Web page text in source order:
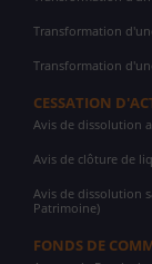
Transformation
Transformation
CESSATION
Avis de dissolution
Avis de clôture de
Avis de dissolution
Patrimoine)
FONDS DE